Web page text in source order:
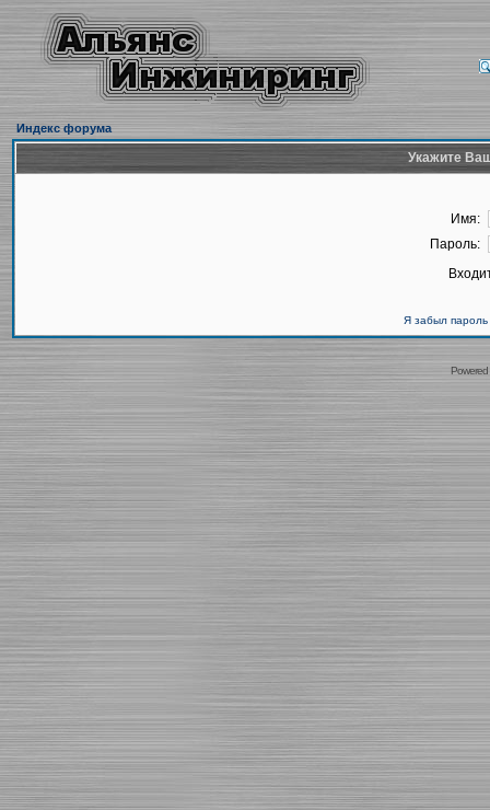
Индекс форума
Укажите
Имя:
Пароль:
Я забыл пароль